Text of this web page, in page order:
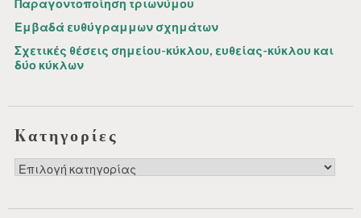
Παραγοντοποίηση τριωνύμου
Εμβαδά ευθύγραμμων σχημάτων
Σχετικές θέσεις σημείου-κύκλου, ευθείας-κύκλου και
δύο κύκλων
Kατηγορίες
Kατηγορίες